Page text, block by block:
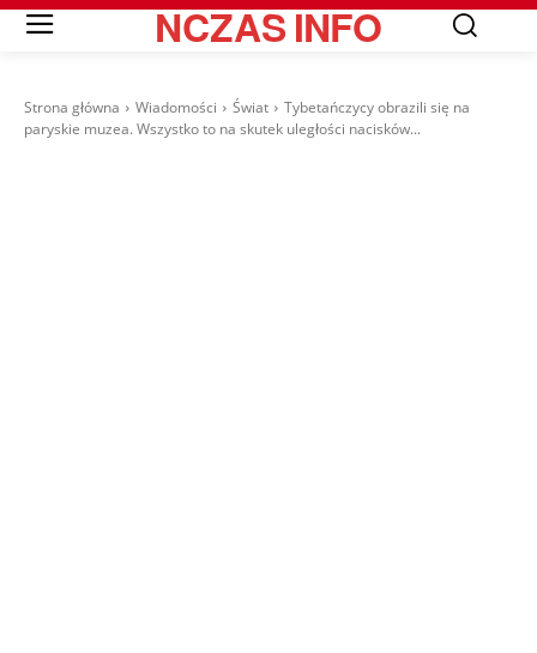
NCZASINFO
Strona główna Wiadomości Świat
Tybetańczycy obrazili się na
paryskie muzea. Wszystko to na skutek uległości nacisków...